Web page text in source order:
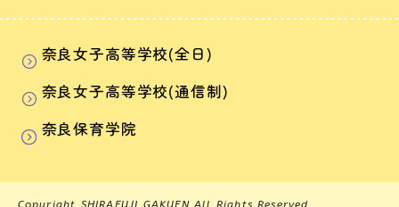
奈良女子高等学校(全日)
奈良女子高等学校(通信制)
奈良保育学院
Copyright SHIRAFUJI GAKUEN All Rights Reserved.